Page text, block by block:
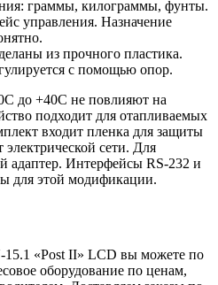
граммы, килограммы, фунты.
управления. Назначение
из прочного пластика.
с помощью опор.
до +40С не повлияют на
подходит для отапливаемых
входит пленка для защиты
сети. Для
адаптер. Интерфейсы RS-232 и
для этой модификации.
«Post II» LCD вы можете по
оборудование по ценам,